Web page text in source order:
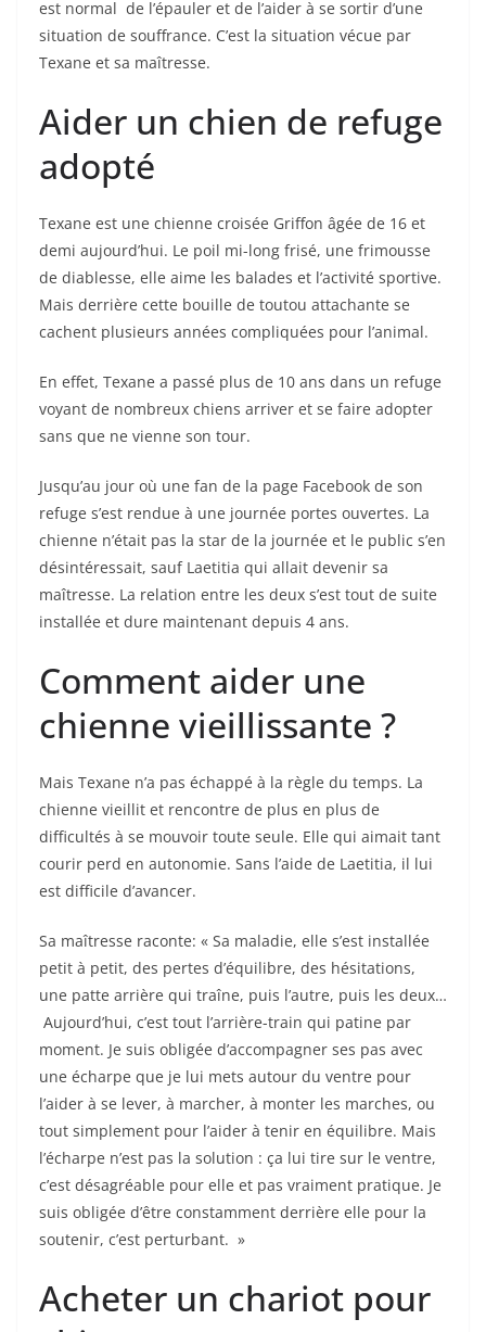
est normal de l’épauler et de l’aider à se sortir d’une
situation de souffrance. C’est la situation vécue par
Texane et sa maîtresse.
Aider un chien de refuge
adopté
Texane est une chienne croisée Griffon âgée de 16 et
demi aujourd’hui. Le poil mi-long frisé, une frimousse
de diablesse, elle aime les balades et l’activité sportive.
Mais derrière cette bouille de toutou attachante se
cachent plusieurs années compliquées pour l’animal.
En effet, Texane a passé plus de 10 ans dans un refuge
voyant de nombreux chiens arriver et se faire adopter
sans que ne vienne son tour.
Jusqu’au jour où une fan de la page Facebook de son
refuge s’est rendue à une journée portes ouvertes. La
chienne n’était pas la star de la journée et le public s’en
désintéressait, sauf Laetitia qui allait devenir sa
maîtresse. La relation entre les deux s’est tout de suite
installée et dure maintenant depuis 4 ans.
Comment aider une
chienne vieillissante ?
Mais Texane n’a pas échappé à la règle du temps. La
chienne vieillit et rencontre de plus en plus de
difficultés à se mouvoir toute seule. Elle qui aimait tant
courir perd en autonomie. Sans l’aide de Laetitia, il lui
est difficile d’avancer.
Sa maîtresse raconte: « Sa maladie, elle s’est installée
petit à petit, des pertes d’équilibre, des hésitations,
une patte arrière qui traîne, puis l’autre, puis les deux…
Aujourd’hui, c’est tout l’arrière-train qui patine par
moment. Je suis obligée d’accompagner ses pas avec
une écharpe que je lui mets autour du ventre pour
l’aider à se lever, à marcher, à monter les marches, ou
tout simplement pour l’aider à tenir en équilibre. Mais
l’écharpe n’est pas la solution : ça lui tire sur le ventre,
c’est désagréable pour elle et pas vraiment pratique. Je
suis obligée d’être constamment derrière elle pour la
soutenir, c’est perturbant. »
Acheter un chariot pour